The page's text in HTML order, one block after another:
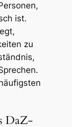
ist.
zu
DaZ-